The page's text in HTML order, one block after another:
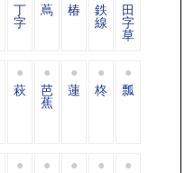
丁
字
蔦 椿 鉄
線
田
字
草
萩 芭
蕉
蓮 柊 瓢